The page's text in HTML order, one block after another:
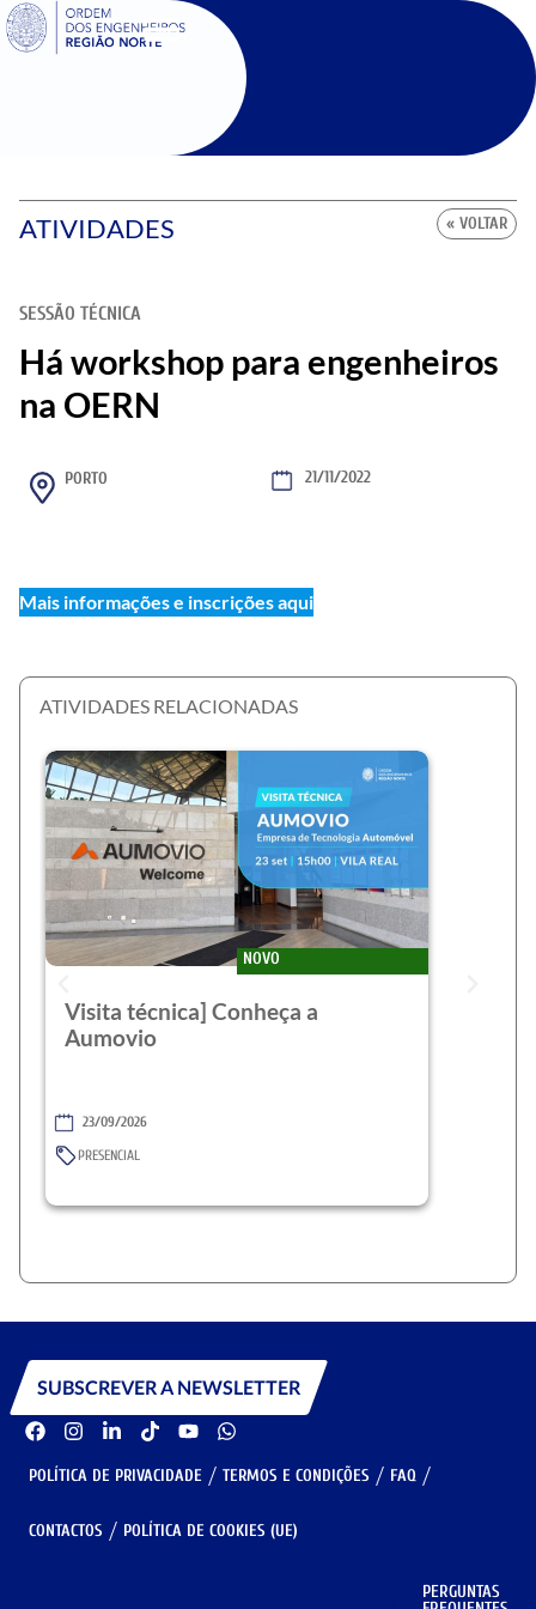
SIGOE
« VOLTAR
ATIVIDADES
SESSÃO TÉCNICA
Há workshop para engenheiros
na OERN
PORTO 21/11/2022
Mais informações e inscrições aqui
ATIVIDADES RELACIONADAS
NOVO
Visita técnica] Conheça a
Aumovio
23/09/2026
PRESENCIAL
PERGUNTAS
SUBSCREVER A NEWSLETTER
POLÍTICA DE PRIVACIDADE TERMOS E CONDIÇÕES FAQ
CONTACTOS POLÍTICA DE COOKIES (UE)
GERIR COOKIES